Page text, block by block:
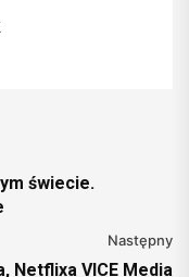
świecie.
Następny
Netflixa VICE Media